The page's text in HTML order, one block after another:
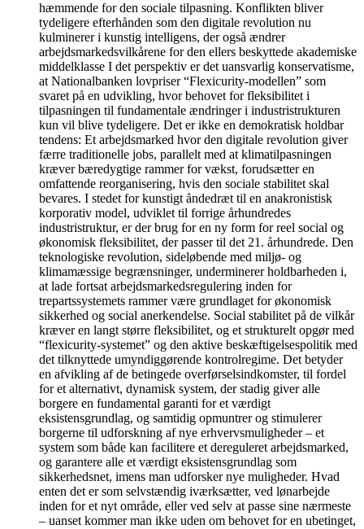
hæmmende for den sociale tilpasning. Konflikten bliver
tydeligere efterhånden som den digitale revolution nu
kulminerer i kunstig intelligens, der også ændrer
arbejdsmarkedsvilkårene for den ellers beskyttede akademiske
middelklasse I det perspektiv er det uansvarlig konservatisme,
at Nationalbanken lovpriser “Flexicurity-modellen” som
svaret på en udvikling, hvor behovet for fleksibilitet i
tilpasningen til fundamentale ændringer i industristrukturen
kun vil blive tydeligere. Det er ikke en demokratisk holdbar
tendens: Et arbejdsmarked hvor den digitale revolution giver
færre traditionelle jobs, parallelt med at klimatilpasningen
kræver bæredygtige rammer for vækst, forudsætter en
omfattende reorganisering, hvis den sociale stabilitet skal
bevares. I stedet for kunstigt åndedræt til en anakronistisk
korporativ model, udviklet til forrige århundredes
industristruktur, er der brug for en ny form for reel social og
økonomisk fleksibilitet, der passer til det 21. århundrede. Den
teknologiske revolution, sideløbende med miljø- og
klimamæssige begrænsninger, underminerer holdbarheden i,
at lade fortsat arbejdsmarkedsregulering inden for
trepartssystemets rammer være grundlaget for økonomisk
sikkerhed og social anerkendelse. Social stabilitet på de vilkår
kræver en langt større fleksibilitet, og et strukturelt opgør med
“flexicurity-systemet” og den aktive beskæftigelsespolitik med
det tilknyttede umyndiggørende kontrolregime. Det betyder
en afvikling af de betingede overførselsindkomster, til fordel
for et alternativt, dynamisk system, der stadig giver alle
borgere en fundamental garanti for et værdigt
eksistensgrundlag, og samtidig opmuntrer og stimulerer
borgerne til udforskning af nye erhvervsmuligheder – et
system som både kan facilitere et dereguleret arbejdsmarked,
og garantere alle et værdigt eksistensgrundlag som
sikkerhedsnet, imens man udforsker nye muligheder. Hvad
enten det er som selvstændig iværksætter, ved lønarbejde
inden for et nyt område, eller ved selv at passe sine nærmeste
– uanset kommer man ikke uden om behovet for en ubetinget,